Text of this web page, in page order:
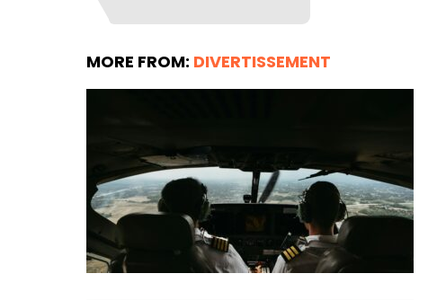
MORE FROM: DIVERTISSEMENT